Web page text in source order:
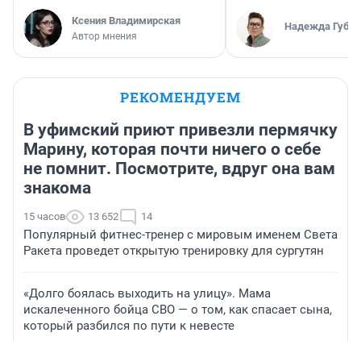
Ксения Владимирская
Автор мнения
Надежда
РЕКОМЕНДУЕМ
В уфимский приют привезли пермячку
Марину, которая почти ничего о себе
не помнит. Посмотрите, вдруг она вам
знакома
15 часов 13 652 14
Популярный фитнес-тренер с мировым именем Света
Ракета проведет открытую тренировку для сургутян
«Долго боялась выходить на улицу». Мама
искалеченного бойца СВО — о том, как спасает сына,
который разбился по пути к невесте